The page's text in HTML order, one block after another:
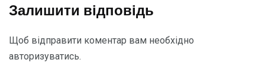
Залишити відповідь
Щоб відправити коментар вам необхідно
авторизуватись.